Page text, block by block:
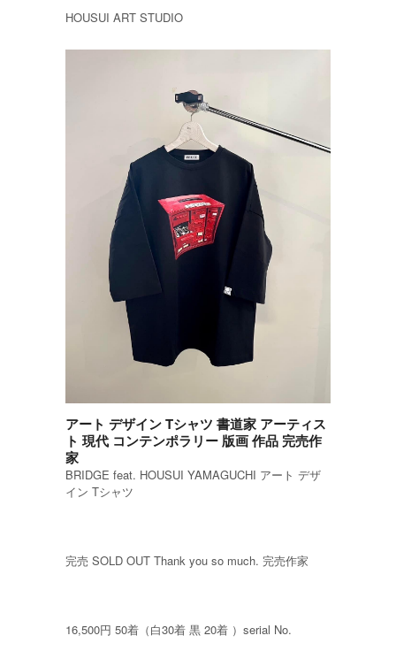
HOUSUI ART STUDIO
アート デザイン Tシャツ 書道家 アーティス
ト 現代 コンテンポラリー 版画 作品 完売作
家
BRIDGE feat. HOUSUI YAMAGUCHI アート デザ
イン Tシャツ
完売 SOLD OUT Thank you so much. 完売作家
16,500円 50着（白30着 黒 20着 ）serial No.